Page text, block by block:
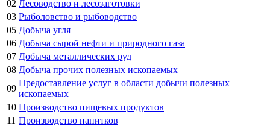
02 Лесоводство и лесозаготовки
03 Рыболовство и рыбоводство
05 Добыча угля
06 Добыча сырой нефти и природного газа
07 Добыча металлических руд
08 Добыча прочих полезных ископаемых
09
Предоставление услуг в области добычи полезных
ископаемых
10 Производство пищевых продуктов
11 Производство напитков